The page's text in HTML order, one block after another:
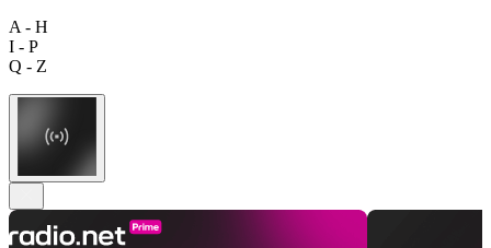
A - H
I - P
Q - Z